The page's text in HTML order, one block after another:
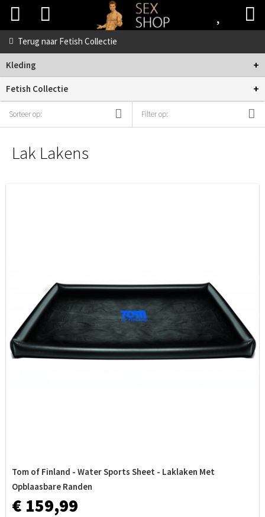
Terug naar Fetish Collectie
Kleding +
Fetish Collectie +
Sorteer op: Filter op:
Lak Lakens
Tom of Finland - Water Sports Sheet - Laklaken Met
Opblaasbare Randen
€ 159,99